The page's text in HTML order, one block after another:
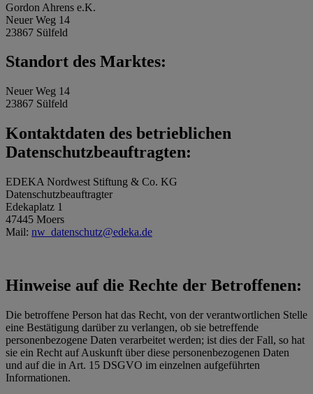
Gordon Ahrens e.K.
Neuer Weg 14
23867 Sülfeld
Standort des Marktes:
Neuer Weg 14
23867 Sülfeld
Kontaktdaten des betrieblichen
Datenschutzbeauftragten:
EDEKA Nordwest Stiftung & Co. KG
Datenschutzbeauftragter
Edekaplatz 1
47445 Moers
Mail: nw_datenschutz@edeka.de
Hinweise auf die Rechte der Betroffenen:
Die betroffene Person hat das Recht, von der verantwortlichen Stelle
eine Bestätigung darüber zu verlangen, ob sie betreffende
personenbezogene Daten verarbeitet werden; ist dies der Fall, so hat
sie ein Recht auf Auskunft über diese personenbezogenen Daten
und auf die in Art. 15 DSGVO im einzelnen aufgeführten
Informationen.